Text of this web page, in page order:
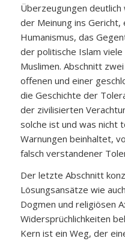
Überzeugungen
der Meinung ins Gericht,
Humanismus, das
der politische Islam
Muslimen. Abschnitt
offenen und einer
die Geschichte der
der zivilisierten
solche ist und was nicht
Warnungen beinhaltet,
falsch verstandener
Der letzte Abschnitt
Lösungsansätze wie
Dogmen und religiösen
Widersprüchlichkeiten
Kern ist ein Weg, der